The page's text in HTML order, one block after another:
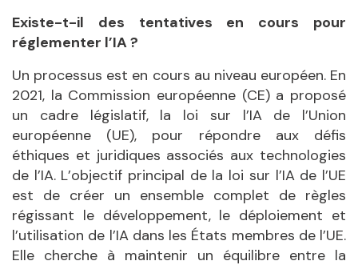
Existe-t-il des tentatives en cours pour
réglementer l’IA ?
Un processus est en cours au niveau européen. En
2021, la Commission européenne (CE) a proposé
un cadre législatif, la loi sur l’IA de l’Union
européenne (UE), pour répondre aux défis
éthiques et juridiques associés aux technologies
de l’IA. L’objectif principal de la loi sur l’IA de l’UE
est de créer un ensemble complet de règles
régissant le développement, le déploiement et
l’utilisation de l’IA dans les États membres de l’UE.
Elle cherche à maintenir un équilibre entre la